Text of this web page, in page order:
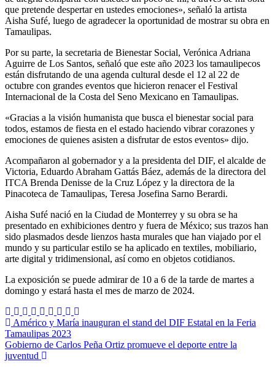
que pretende despertar en ustedes emociones», señaló la artista
Aisha Sufé, luego de agradecer la oportunidad de mostrar su obra en
Tamaulipas.
Por su parte, la secretaria de Bienestar Social, Verónica Adriana
Aguirre de Los Santos, señaló que este año 2023 los tamaulipecos
están disfrutando de una agenda cultural desde el 12 al 22 de
octubre con grandes eventos que hicieron renacer el Festival
Internacional de la Costa del Seno Mexicano en Tamaulipas.
«Gracias a la visión humanista que busca el bienestar social para
todos, estamos de fiesta en el estado haciendo vibrar corazones y
emociones de quienes asisten a disfrutar de estos eventos» dijo.
Acompañaron al gobernador y a la presidenta del DIF, el alcalde de
Victoria, Eduardo Abraham Gattás Báez, además de la directora del
ITCA Brenda Denisse de la Cruz López y la directora de la
Pinacoteca de Tamaulipas, Teresa Josefina Sarno Berardi.
Aisha Sufé nació en la Ciudad de Monterrey y su obra se ha
presentado en exhibiciones dentro y fuera de México; sus trazos han
sido plasmados desde lienzos hasta murales que han viajado por el
mundo y su particular estilo se ha aplicado en textiles, mobiliario,
arte digital y tridimensional, así como en objetos cotidianos.
La exposición se puede admirar de 10 a 6 de la tarde de martes a
domingo y estará hasta el mes de marzo de 2024.
Navegación
de
entradas
Américo y María inauguran el stand del DIF Estatal en la Feria
Tamaulipas 2023
Gobierno de Carlos Peña Ortiz promueve el deporte entre la
juventud